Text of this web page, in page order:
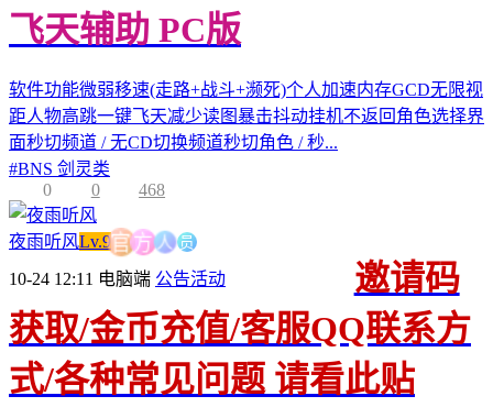
飞天辅助 PC版
软件功能微弱移速(走路+战斗+濒死)个人加速内存GCD无限视
距人物高跳一键飞天减少读图暴击抖动挂机不返回角色选择界
面秒切频道 / 无CD切换频道秒切角色 / 秒...
#BNS 剑灵类
0
0 468
夜雨听风Lv.9官 方人员
10-24 12:11 电脑端 公告活动
邀请码
获取/金币充值/客服QQ联系方
式/各种常见问题 请看此贴